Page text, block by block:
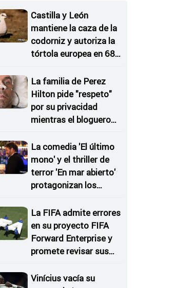
Castilla y León
mantiene la caza de la
codorniz y autoriza la
tórtola europea en 682
La familia de Perez
Hilton pide "respeto"
por su privacidad
mientras el bloguero
La comedia 'El último
mono' y el thriller de
terror 'En mar abierto'
protagonizan los
La FIFA admite errores
en su proyecto FIFA
Forward Enterprise y
promete revisar sus
Vinícius vacía su